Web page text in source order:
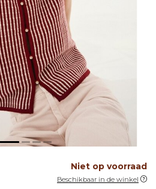
Niet op voorraad
Beschikbaar in de winkel